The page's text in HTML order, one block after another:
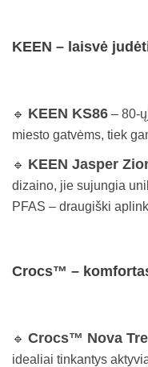
KEEN – laisvė
🔹 KEEN KS86 – 80-
miesto gatvėms, tiek
🔹 KEEN Jasper
dizaino, jie sujungia
PFAS – draugiški
Crocs™ –
🔹 Crocs™ Nova
idealiai tinkantys